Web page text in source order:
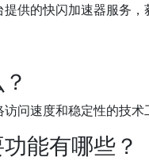
供的快闪加速器服务
问速度和稳定性的技术
能有哪些？